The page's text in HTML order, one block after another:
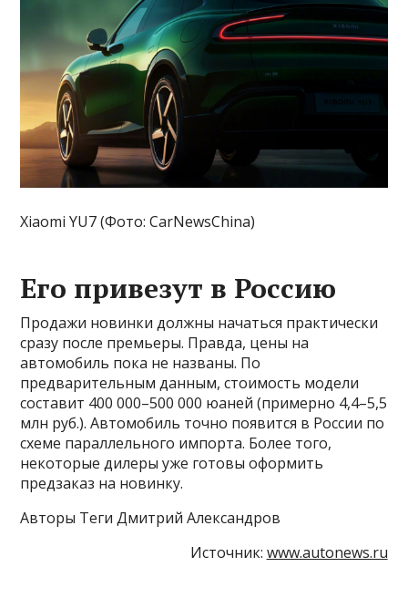
Xiaomi YU7 (Фото: CarNewsChina)
Его привезут в Россию
Продажи новинки должны начаться практически
сразу после премьеры. Правда, цены на
автомобиль пока не названы. По
предварительным данным, стоимость модели
составит 400 000–500 000 юаней (примерно 4,4–5,5
млн руб.). Автомобиль точно появится в России по
схеме параллельного импорта. Более того,
некоторые дилеры уже готовы оформить
предзаказ на новинку.
Авторы Теги Дмитрий Александров
Источник: www.autonews.ru